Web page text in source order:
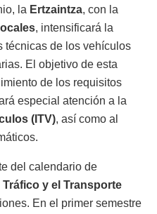
la Ertzaintza, con la
, intensificará la
técnicas de los vehículos
El objetivo de esta
de los requisitos
especial atención a la
(ITV), así como al
del calendario de
y el Transporte
En el primer semestre